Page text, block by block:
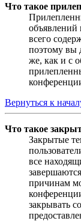
Что такое
объявлений
всего
поэтому вы
же, как и с
Вернуться к
Что такое
Закрытые
все
причинам
закрывать